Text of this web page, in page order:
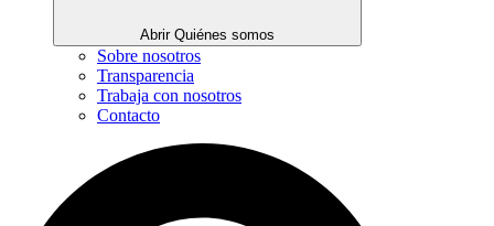
Abrir Quiénes somos
Sobre nosotros
Transparencia
Trabaja con nosotros
Contacto